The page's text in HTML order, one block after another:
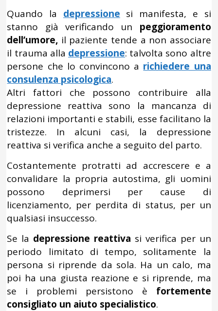
Quando la depressione si manifesta, e si
stanno già verificando un peggioramento
dell’umore, il paziente tende a non associare
il trauma alla depressione: talvolta sono altre
persone che lo convincono a richiedere una
consulenza psicologica.
Altri fattori che possono contribuire alla
depressione reattiva sono la mancanza di
relazioni importanti e stabili, esse facilitano la
tristezze. In alcuni casi, la depressione
reattiva si verifica anche a seguito del parto.
Costantemente protratti ad accrescere e a
convalidare la propria autostima, gli uomini
possono deprimersi per cause di
licenziamento, per perdita di status, per un
qualsiasi insuccesso.
Se la depressione reattiva si verifica per un
periodo limitato di tempo, solitamente la
persona si riprende da sola. Ha un calo, ma
poi ha una giusta reazione e si riprende, ma
se i problemi persistono è fortemente
consigliato un aiuto specialistico.